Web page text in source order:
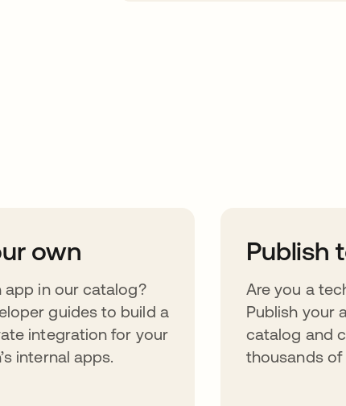
own
app in our catalog?
guides to build a
integration for your
internal apps.
Publish
Are you a
Publish your
catalog and
thousands of